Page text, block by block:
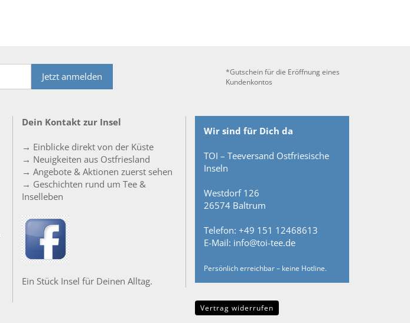
Jetzt anmelden
*Gutschein für die Eröffnung eines
Kundenkontos
Dein Kontakt zur Insel
→ Einblicke direkt von der Küste
→ Neuigkeiten aus Ostfriesland
→ Angebote & Aktionen zuerst sehen
→ Geschichten rund um Tee &
Inselleben
Ein Stück Insel für Deinen Alltag.
Wir sind für Dich da
TOI – Teeversand Ostfriesische
Inseln
Westdorf 126
26574 Baltrum
Telefon: +49 151 12468613
E-Mail: info@toi-tee.de
Persönlich erreichbar – keine Hotline.
Vertrag widerrufen